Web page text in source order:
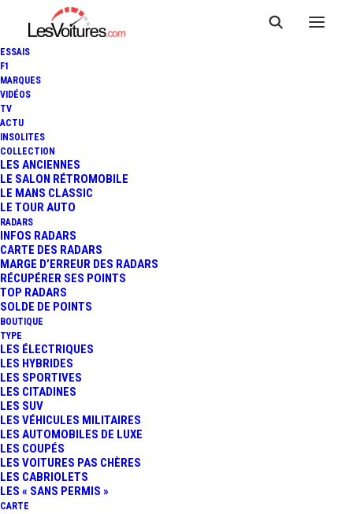
ESSAIS
F1
MARQUES
VIDÉOS
TV
ACTU
INSOLITES
COLLECTION
LES ANCIENNES
LE SALON RÉTROMOBILE
LE MANS CLASSIC
LE TOUR AUTO
RADARS
INFOS RADARS
CARTE DES RADARS
MARGE D’ERREUR DES RADARS
RÉCUPÉRER SES POINTS
TOP RADARS
SOLDE DE POINTS
BOUTIQUE
TYPE
LES ÉLECTRIQUES
LES HYBRIDES
LES SPORTIVES
LES CITADINES
LES SUV
LES VÉHICULES MILITAIRES
LES AUTOMOBILES DE LUXE
LES COUPÉS
LES VOITURES PAS CHÈRES
LES CABRIOLETS
LES « SANS PERMIS »
CARTE
DE CHEZ RED BULL RACING,
MAX VERSTAPPEN VERS
5 Minutes